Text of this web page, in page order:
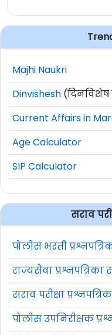
Majhi Naukri
Dinvishesh (दिनविशेष
Current Affairs in
Age Calculator
SIP Calculator
सराव
पोलीस भरती
राज्यसेवा प्रश्नपत्रिका
सराव परीक्षा
पोलीस उपनिरीक्षक